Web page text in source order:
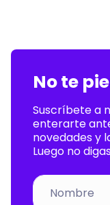
No te
Suscríbete a
enterarte
novedades y
Luego no